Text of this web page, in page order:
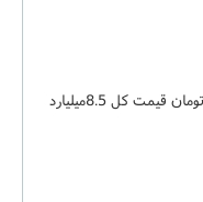
قيمت هر متر مربع 55ميليون تومان قيمت کل 8.5ميليارد